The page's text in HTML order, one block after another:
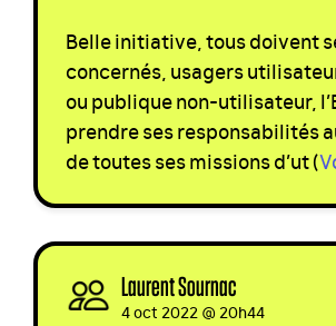
Belle initiative, tous doivent
concernés, usagers
ou publique non-utilisateur,
prendre ses responsabilités
de toutes ses missions d’ut(
Laurent Sournac
4 oct 2022 @ 20h44